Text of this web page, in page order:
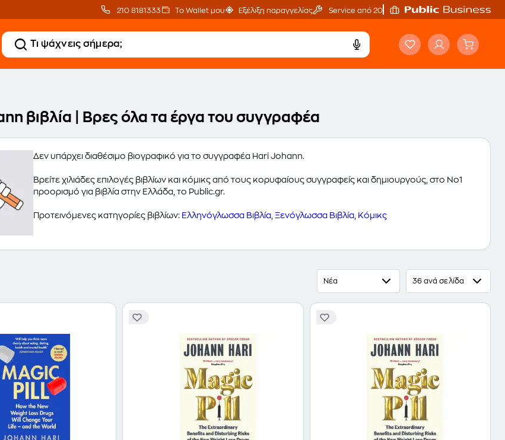
210 8181333 Το Wallet μου Εξέλιξη παραγγελίας Service από 20'
βιβλία | Βρες όλα τα έργα του συγγραφέα
Δεν υπάρχει διαθέσιμο βιογραφικό για το συγγραφέα Hari Johann.
Βρείτε χιλιάδες επιλογές βιβλίων και κόμικς από τους κορυφαίους συγγραφείς και δημιουργούς, στο Νο1
προορισμό για βιβλία στην Ελλάδα, το Public.gr.
Προτεινόμενες κατηγορίες βιβλίων: Ελληνόγλωσσα Βιβλία Ξενόγλωσσα Βιβλία Κόμικς
Νέα 36 ανά σελίδα